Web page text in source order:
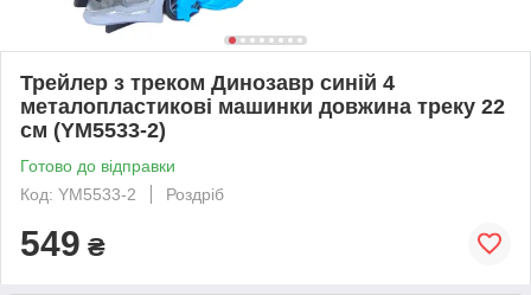
Трейлер з треком Динозавр синій 4
металопластикові машинки довжина треку 22
см (YM5533-2)
Готово до відправки
Код: YM5533-2
Роздріб
549 ₴